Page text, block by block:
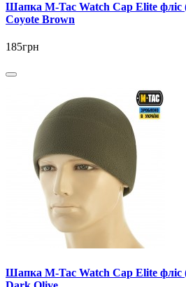
Шапка M-Tac Watch Cap Elite фліс
Coyote Brown
185грн
Шапка M-Tac Watch Cap Elite фліс